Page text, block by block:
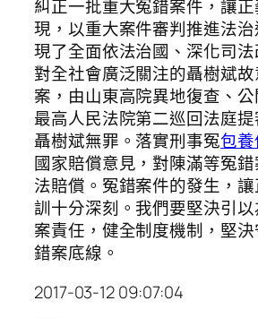
糾正一批重大冤錯案件，讓
現，以重大案件審判推進法
現了全面依法治國、深化司法
對全社會廣泛關注的聶樹斌
案，由山東高院異地復查、
最高人民法院第二巡回法庭
聶樹斌無罪。落實刑事冤包
國家賠償意見，對陳滿等冤
法賠償。冤錯案件的發生，
訓十分深刻。我們要堅決引
案責任，健全制度機制，堅
錯案底線。
2017-03-12 09:07:04